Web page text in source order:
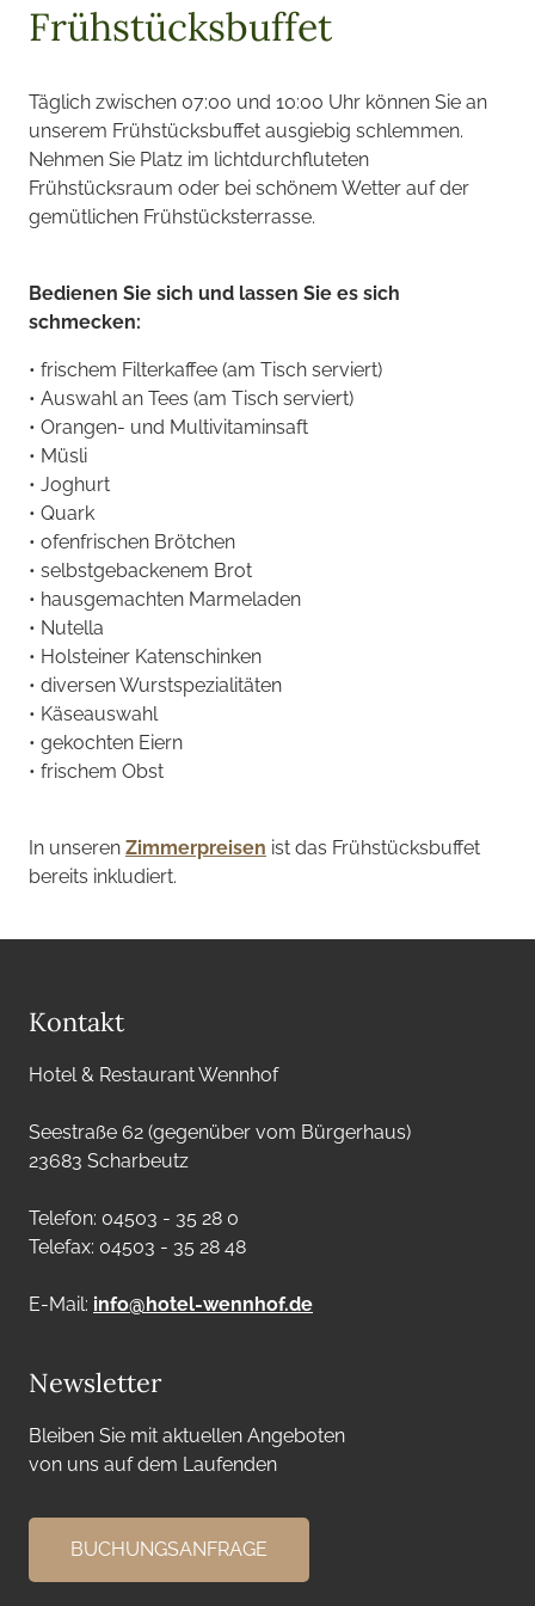
Frühstücksbuffet
Täglich zwischen 07:00 und 10:00 Uhr können Sie an
unserem Frühstücksbuffet ausgiebig schlemmen.
Nehmen Sie Platz im lichtdurchfluteten
Frühstücksraum oder bei schönem Wetter auf der
gemütlichen Frühstücksterrasse.
Bedienen Sie sich und lassen Sie es sich
schmecken:
• frischem Filterkaffee (am Tisch serviert)
• Auswahl an Tees (am Tisch serviert)
• Orangen- und Multivitaminsaft
• Müsli
• Joghurt
• Quark
• ofenfrischen Brötchen
• selbstgebackenem Brot
• hausgemachten Marmeladen
• Nutella
• Holsteiner Katenschinken
• diversen Wurstspezialitäten
• Käseauswahl
• gekochten Eiern
• frischem Obst
In unseren Zimmerpreisen ist das Frühstücksbuffet
bereits inkludiert.
Kontakt
Hotel & Restaurant Wennhof
Seestraße 62 (gegenüber vom Bürgerhaus)
23683 Scharbeutz
Telefon: 04503 - 35 28 0
Telefax: 04503 - 35 28 48
E-Mail: info@hotel-wennhof.de
Newsletter
Bleiben Sie mit aktuellen Angeboten
von uns auf dem Laufenden
BUCHUNGSANFRAGE